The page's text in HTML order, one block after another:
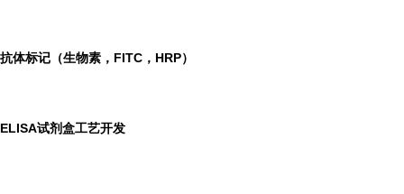
抗体标记（生物素，FITC，HRP）
ELISA试剂盒工艺开发